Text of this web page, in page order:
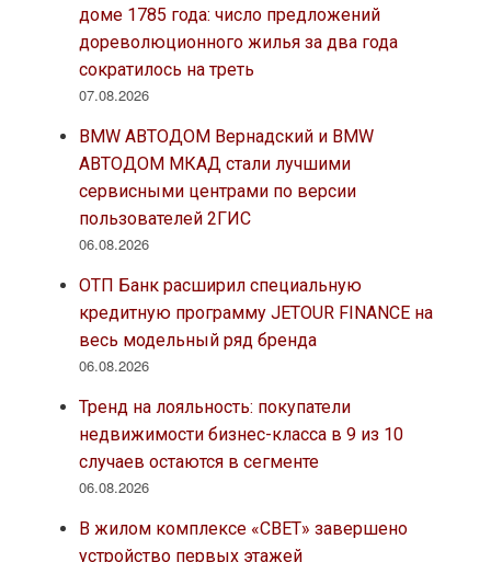
доме 1785 года: число предложений
дореволюционного жилья за два года
сократилось на треть
07.08.2026
BMW АВТОДОМ Вернадский и BMW
АВТОДОМ МКАД стали лучшими
сервисными центрами по версии
пользователей 2ГИС
06.08.2026
ОТП Банк расширил специальную
кредитную программу JETOUR FINANCE на
весь модельный ряд бренда
06.08.2026
Тренд на лояльность: покупатели
недвижимости бизнес-класса в 9 из 10
случаев остаются в сегменте
06.08.2026
В жилом комплексе «СВЕТ» завершено
устройство первых этажей